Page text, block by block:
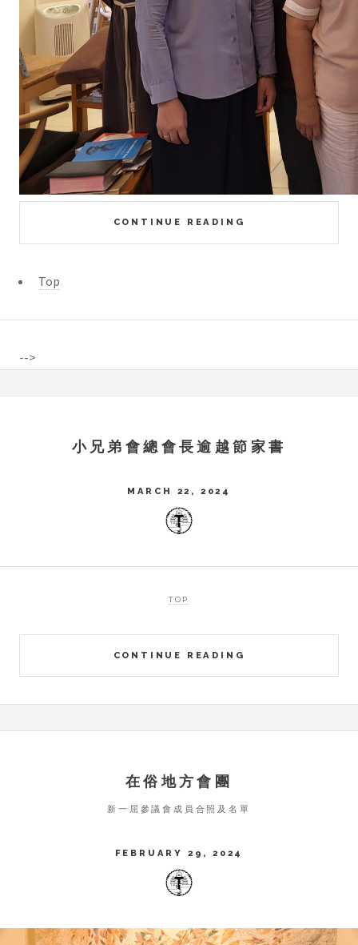
CONTINUE READING
Top
-->
小兄弟會總會長逾越節家書
MARCH 22, 2024
CONTINUE READING
TOP
在俗地方會團
新一屈參議會成員合照及名單
FEBRUARY 29, 2024